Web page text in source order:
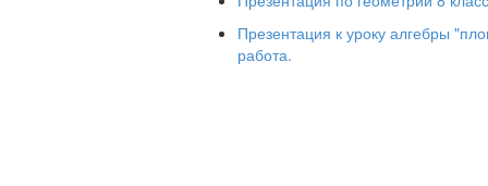
Признак прямоугольника
Параллелограмм, в котором
Презентация к уроку алгебры
работа.